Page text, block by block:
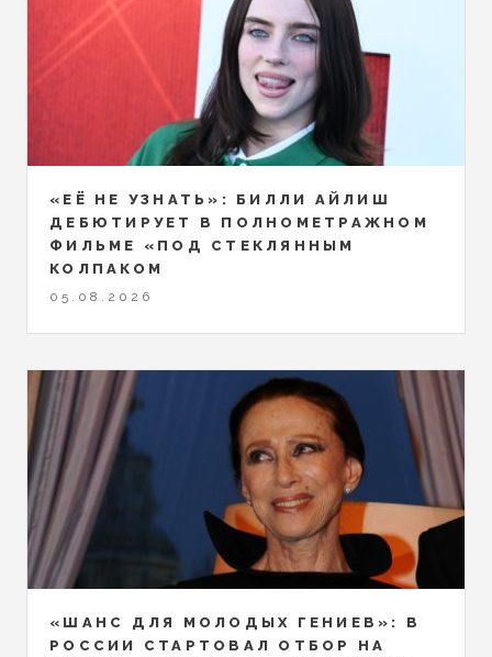
«ЕЁ НЕ УЗНАТЬ»: БИЛЛИ АЙЛИШ
ДЕБЮТИРУЕТ В ПОЛНОМЕТРАЖНОМ
ФИЛЬМЕ «ПОД СТЕКЛЯННЫМ
КОЛПАКОМ
05.08.2026
«ШАНС ДЛЯ МОЛОДЫХ ГЕНИЕВ»: В
РОССИИ СТАРТОВАЛ ОТБОР НА